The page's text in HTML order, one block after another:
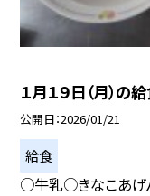
１月１９日（月）の
公開日 2026/01/21
給食
○牛乳○きなこあげ